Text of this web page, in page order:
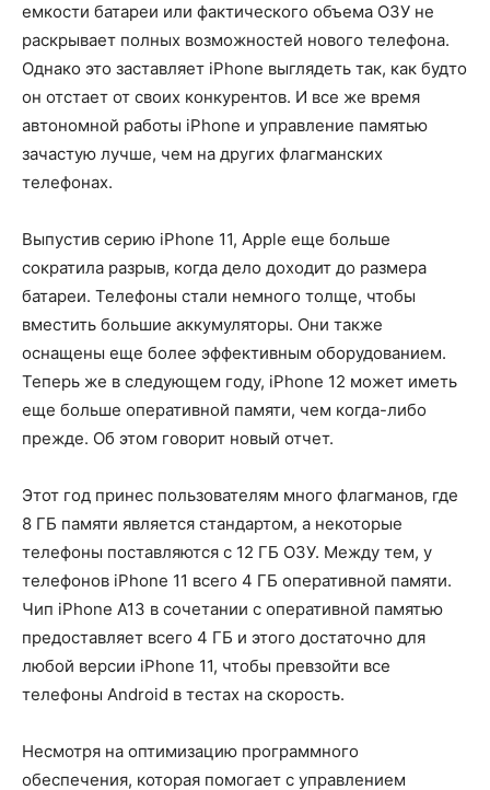
емкости батареи или фактического объема ОЗУ не
раскрывает полных возможностей нового телефона.
Однако это заставляет iPhone выглядеть так, как будто
он отстает от своих конкурентов. И все же время
автономной работы iPhone и управление памятью
зачастую лучше, чем на других флагманских
телефонах.
Выпустив серию iPhone 11, Apple еще больше
сократила разрыв, когда дело доходит до размера
батареи. Телефоны стали немного толще, чтобы
вместить большие аккумуляторы. Они также
оснащены еще более эффективным оборудованием.
Теперь же в следующем году, iPhone 12 может иметь
еще больше оперативной памяти, чем когда-либо
прежде. Об этом говорит новый отчет.
Этот год принес пользователям много флагманов, где
8 ГБ памяти является стандартом, а некоторые
телефоны поставляются с 12 ГБ ОЗУ. Между тем, у
телефонов iPhone 11 всего 4 ГБ оперативной памяти.
Чип iPhone A13 в сочетании с оперативной памятью
предоставляет всего 4 ГБ и этого достаточно для
любой версии iPhone 11, чтобы превзойти все
телефоны Android в тестах на скорость.
Несмотря на оптимизацию программного
обеспечения, которая помогает с управлением